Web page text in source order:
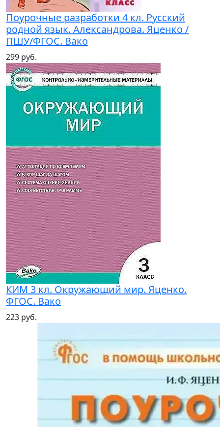
Поурочные разработки 4 кл. Русский
родной язык. Александрова. Яценко /
ПШУ/ФГОС. Вако
299 руб.
КИМ 3 кл. Окружающий мир. Яценко.
ФГОС. Вако
223 руб.